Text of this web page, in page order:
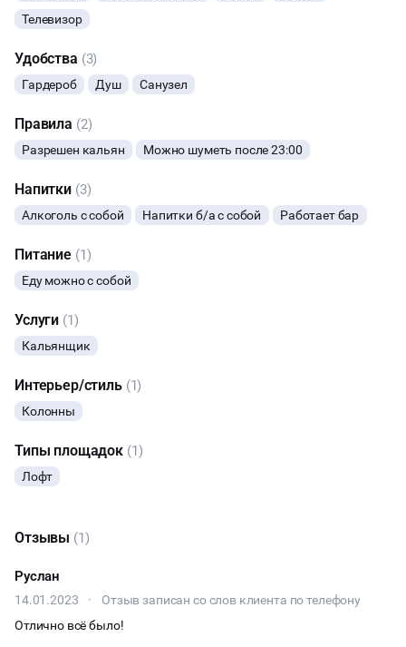
Телевизор
Удобства (3)
Гардероб Душ Санузел
Правила (2)
Разрешен кальян Можно шуметь после 23:00
Напитки (3)
Алкоголь с собой Напитки б/а с собой Работает бар
Питание (1)
Еду можно с собой
Услуги (1)
Кальянщик
Интерьер/стиль (1)
Колонны
Типы площадок (1)
Лофт
Отзывы (1)
Руслан
14.01.2023 ·
Отзыв записан со слов клиента по телефону
Отлично всё было!
КОРПОРАТИВЫ
ДЕЛОВЫЕ МЕРОПРИЯТИЯ
БАНКЕТЫ
ВЫПУСКНЫЕ
МАЛЬЧИШНИК
НОВЫЙ ГОД
ТАНЦЫ
Вы можете отменить заявку в любой момент, это бесплатно
или поменять параметры с нашим менеджером после того, как
оставите заявку
🔥 6 человек интересовались этой площадкой сегодня